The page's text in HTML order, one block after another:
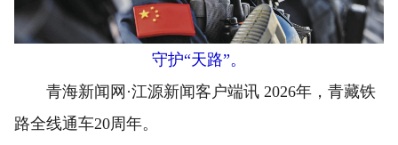
守护“天路”。
青海新闻网·江源新闻客户端讯 2026年，青藏铁
路全线通车20周年。